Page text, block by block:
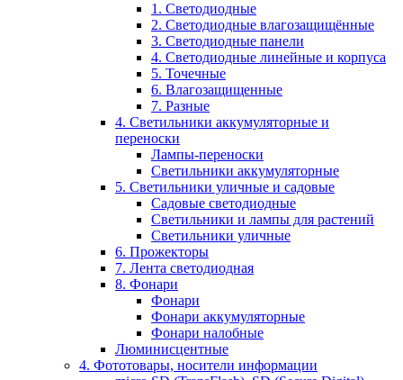
1. Светодиодные
2. Светодиодные влагозащищённые
3. Светодиодные панели
4. Светодиодные линейные и корпуса
5. Точечные
6. Влагозащищенные
7. Разные
4. Светильники аккумуляторные и
переноски
Лампы-переноски
Светильники аккумуляторные
5. Светильники уличные и садовые
Садовые светодиодные
Светильники и лампы для растений
Светильники уличные
6. Прожекторы
7. Лента светодиодная
8. Фонари
Фонари
Фонари аккумуляторные
Фонари налобные
Люминисцентные
4. Фототовары, носители информации